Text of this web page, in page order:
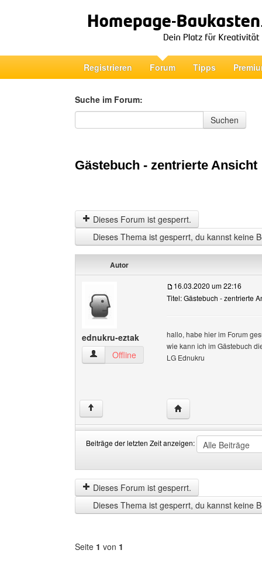
Registrieren Forum Tipps
Suche im Forum:
Suche im Forum
Suchen
Gästebuch - zentrierte Ansicht
Dieses Forum ist gesperrt.
Dieses Thema ist gesperrt, du kannst keine
Autor
ednukru-eztak
ednukru-eztak Benutzer-Profile anzeigen
Offline
16.03.2020 um 22:16
Titel: Gästebuch - zentrierte
hallo, habe hier im Forum
wie kann ich im Gästebuch
LG Ednukru
↑ Website dieses
Beiträge der letzten Zeit anzeigen:
der
letzten
Zeit
anzeigen
by
Dieses Forum ist gesperrt.
Dieses Thema ist gesperrt, du kannst keine
Seite 1 von 1